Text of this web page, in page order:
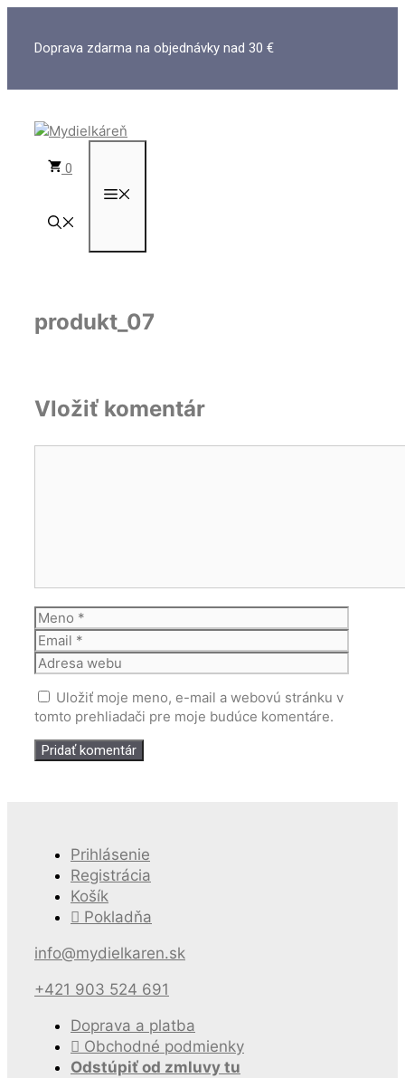
obsahDoprava zdarma na objednávky nad 30 €
0
produkt_07
Vložiť komentár
Meno
webu
Uložiť moje meno, e-mail a webovú stránku v
tomto prehliadači pre moje budúce komentáre.
Prihlásenie
Registrácia
Košík
Pokladňa
info@mydielkaren.sk
+421 903 524 691
Doprava a platba
Obchodné podmienky
Odstúpiť od zmluvy tu